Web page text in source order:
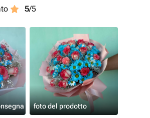
5/5
foto del prodotto